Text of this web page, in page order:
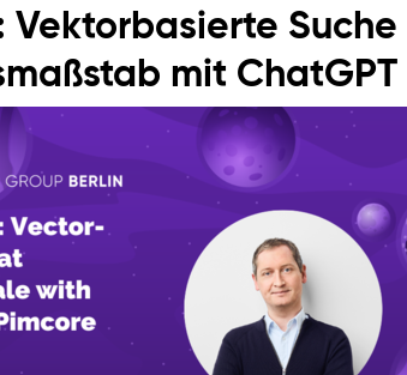
Vektorbasierte Suche
mit